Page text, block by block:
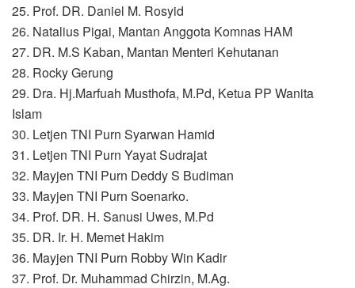
25. Prof. DR. Daniel M. Rosyid
26. Natalius Pigai, Mantan Anggota Komnas HAM
27. DR. M.S Kaban, Mantan Menteri Kehutanan
28. Rocky Gerung
29. Dra. Hj.Marfuah Musthofa, M.Pd, Ketua PP Wanita
Islam
30. Letjen TNI Purn Syarwan Hamid
31. Letjen TNI Purn Yayat Sudrajat
32. Mayjen TNI Purn Deddy S Budiman
33. Mayjen TNI Purn Soenarko.
34. Prof. DR. H. Sanusi Uwes, M.Pd
35. DR. Ir. H. Memet Hakim
36. Mayjen TNI Purn Robby Win Kadir
37. Prof. Dr. Muhammad Chirzin, M.Ag.